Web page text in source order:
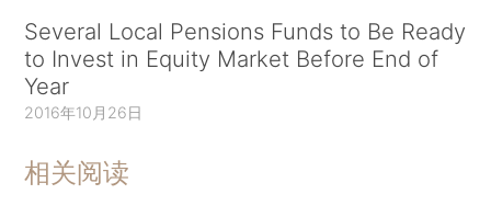
Several Local Pensions Funds to Be Ready
to Invest in Equity Market Before End of
Year
2016年10月26日
相关阅读